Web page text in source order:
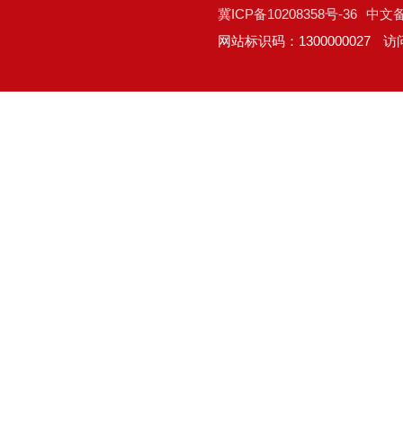
冀ICP备10208358号-36 中文
网站标识码：1300000027
访